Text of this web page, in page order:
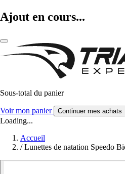
Ajout en cours...
Sous-total du panier
Voir mon panier Continuer mes achats
Loading...
Accueil
/ Lunettes de natation Speedo